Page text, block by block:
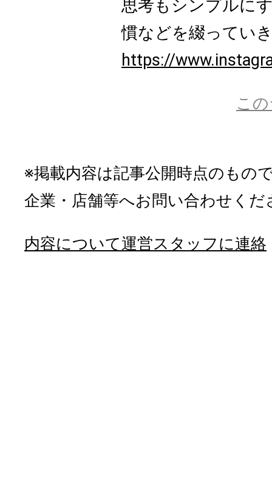
思考もシンプルに
慣などを綴ってい
https://
こ
※掲載内容は記事公開時点のもの
企業・店舗等へお問い合わせくだ
内容について運営スタッフに連絡